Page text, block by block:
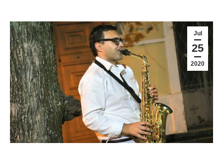
Jul
25
2020